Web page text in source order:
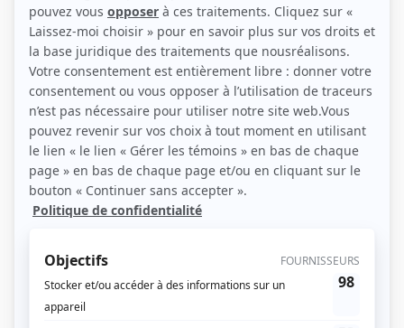
Willie(Homme du Pizza Hut)
Chartrand et Simonne( Contremaître)
Sous le signe du lion II(Juré)
Les aventures de la Courte échelle(Rôle inconnu)
Les grands procès: L'abbé Delorme(M. Ducharme
Blanche( M. Viau)
Montréal, ville ouverte(Candidat délateur)
Scoop (Concierge1993)
Archibald( Caron)
Rock(Henri)
Entre chien et loup
)
Vaut mieux en rire(Rôle inconnu )
Les Moineau et les Pinson